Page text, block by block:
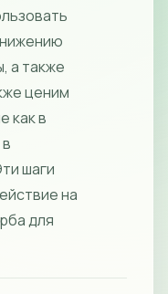
а также
ценим
как в
шаги
на
для